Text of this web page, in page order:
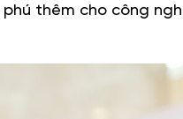
thêm cho công